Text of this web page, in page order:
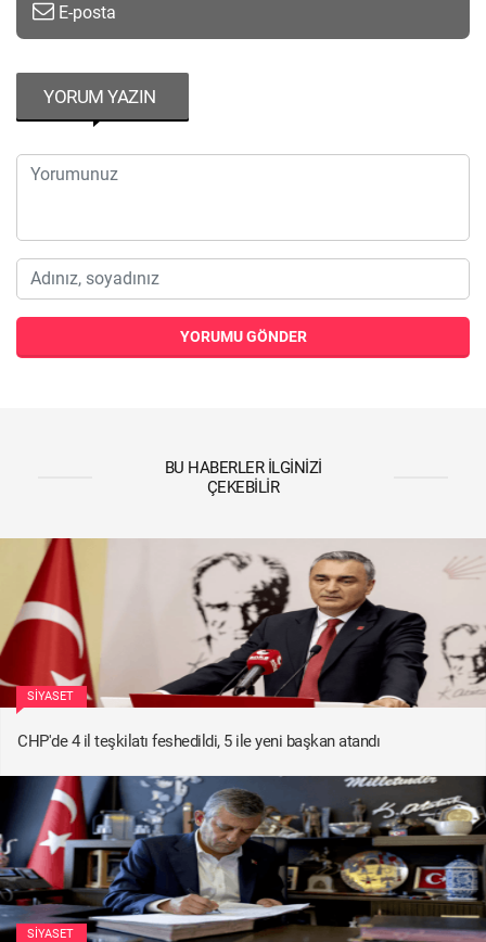
E-posta
YORUM YAZIN
YORUMU GÖNDER
BU HABERLER İLGINIZI
ÇEKEBILIR
SIYASET
CHP'de 4 il teşkilatı feshedildi, 5 ile yeni başkan atandı
SIYASET